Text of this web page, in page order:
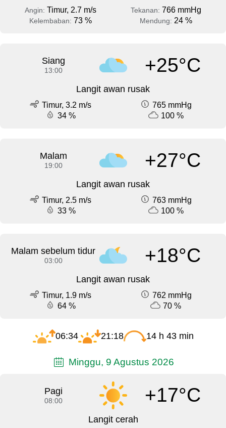
Angin: Timur, 2.7 m/s Tekanan: 766 mmHg
Kelembaban: 73 % Mendung: 24 %
Siang
13:00 +25°C
Langit awan rusak
Timur, 3.2 m/s
765 mmHg
34 %
100 %
Malam
19:00 +27°C
Langit awan rusak
Timur, 2.5 m/s
763 mmHg
33 %
100 %
Malam sebelum tidur
03:00 +18°C
Langit awan rusak
Timur, 1.9 m/s
762 mmHg
64 %
70 %
06:34 21:18 14 h 43 min
Minggu, 9 Agustus 2026
Pagi
08:00 +17°C
Langit cerah